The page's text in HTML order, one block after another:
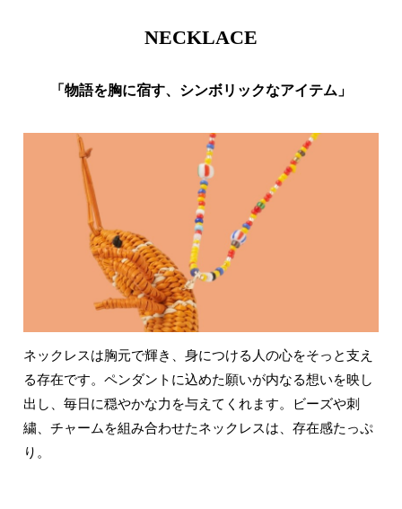
NECKLACE
「物語を胸に宿す、シンボリックなアイテム」
ネックレスは胸元で輝き、身につける人の心をそっと支え
る存在です。ペンダントに込めた願いが内なる想いを映し
出し、毎日に穏やかな力を与えてくれます。ビーズや刺
繍、チャームを組み合わせたネックレスは、存在感たっぷ
り。